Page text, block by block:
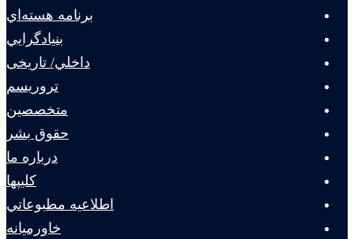
برنامه هسته‌اي
بنيادگرايي
داخلي/ تاریخی
تروريسم
متخصصين
حقوق بشر
درباره ما
كليپها
اطلاعيه مطبوعاتي
خاورميانه